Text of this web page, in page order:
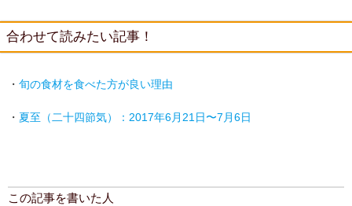
合わせて読みたい記事！
・ 旬の食材を食べた方が良い理由
・ 夏至（二十四節気）：2017年6月21日〜7月6日
この記事を書いた人